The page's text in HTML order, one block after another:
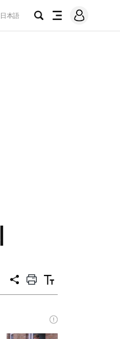
日本語
검
전
메
그
공
프
트
텍
트